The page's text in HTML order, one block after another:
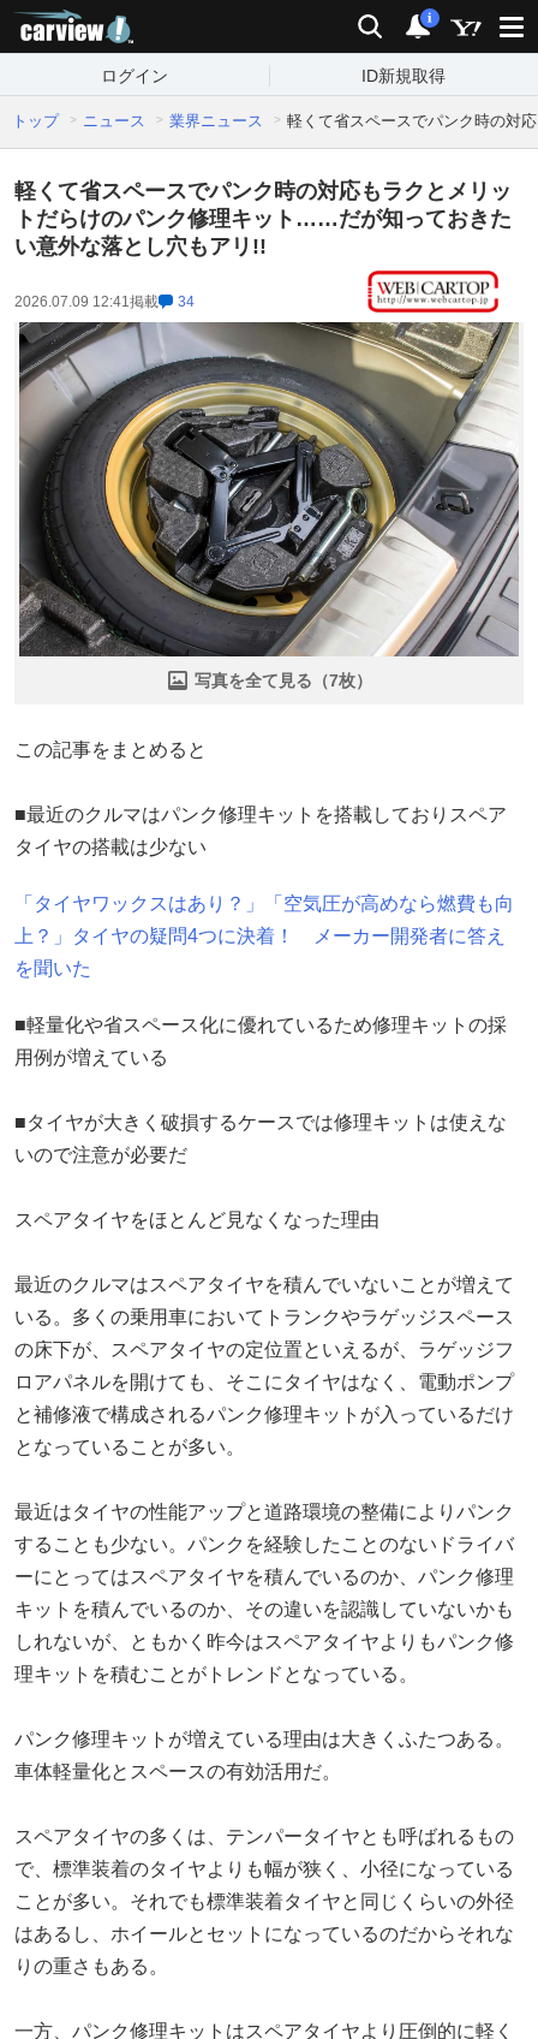
検索 通知
i
ログイン ID新規取得
トップ ニュース 業界ニュース 軽くて省スペースでパンク時の対
軽くて省スペースでパンク時の対応もラクとメリッ
トだらけのパンク修理キット……だが知っておきた
い意外な落とし穴もアリ!!
2026.07.09 12:41掲載 34
写真を全て見る（7枚）
この記事をまとめると
■最近のクルマはパンク修理キットを搭載しておりスペア
タイヤの搭載は少ない
「タイヤワックスはあり？」「空気圧が高めなら燃費も向
上？」タイヤの疑問4つに決着！ メーカー開発者に答え
を聞いた
■軽量化や省スペース化に優れているため修理キットの採
用例が増えている
■タイヤが大きく破損するケースでは修理キットは使えな
いので注意が必要だ
スペアタイヤをほとんど見なくなった理由
最近のクルマはスペアタイヤを積んでいないことが増えて
いる。多くの乗用車においてトランクやラゲッジスペース
の床下が、スペアタイヤの定位置といえるが、ラゲッジフ
ロアパネルを開けても、そこにタイヤはなく、電動ポンプ
と補修液で構成されるパンク修理キットが入っているだけ
となっていることが多い。
最近はタイヤの性能アップと道路環境の整備によりパンク
することも少ない。パンクを経験したことのないドライバ
ーにとってはスペアタイヤを積んでいるのか、パンク修理
キットを積んでいるのか、その違いを認識していないかも
しれないが、ともかく昨今はスペアタイヤよりもパンク修
理キットを積むことがトレンドとなっている。
パンク修理キットが増えている理由は大きくふたつある。
車体軽量化とスペースの有効活用だ。
スペアタイヤの多くは、テンパータイヤとも呼ばれるもの
で、標準装着のタイヤよりも幅が狭く、小径になっている
ことが多い。それでも標準装着タイヤと同じくらいの外径
はあるし、ホイールとセットになっているのだからそれな
りの重さもある。
一方、パンク修理キットはスペアタイヤより圧倒的に軽く